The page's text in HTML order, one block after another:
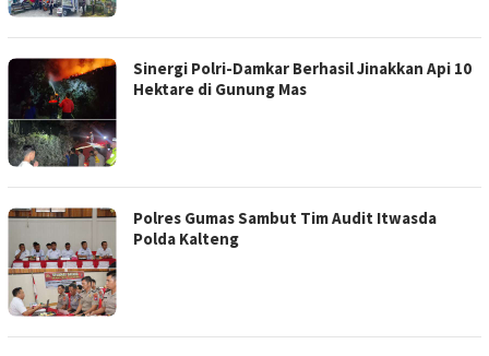
Sinergi Polri-Damkar Berhasil Jinakkan Api 10
Hektare di Gunung Mas
Polres Gumas Sambut Tim Audit Itwasda
Polda Kalteng